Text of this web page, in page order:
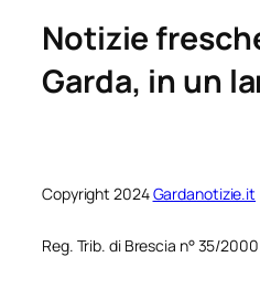
Notizie
Garda, in un
Copyright 2024Gardanotizie.it
Reg. Trib. di Brescia n° 35/